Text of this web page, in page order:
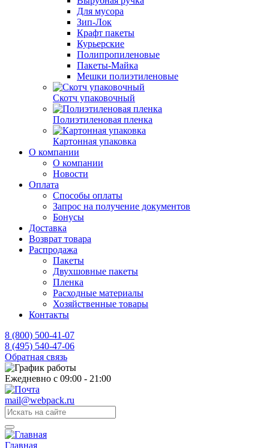
Для мусора
Зип-Лок
Крафт пакеты
Курьерские
Полипропиленовые
Пакеты-Майка
Мешки полиэтиленовые
Скотч упаковочный
Полиэтиленовая пленка
Картонная упаковка
О компании
О компании
Новости
Оплата
Способы оплаты
Запрос на получение документов
Бонусы
Доставка
Возврат товара
Распродажа
Пакеты
Двухшовные пакеты
Пленка
Расходные материалы
Хозяйственные товары
Контакты
8 (800) 500-41-07
8 (495) 540-47-06
Обратная связь
Ежедневно с 09:00 - 21:00
mail@webpack.ru
Главная